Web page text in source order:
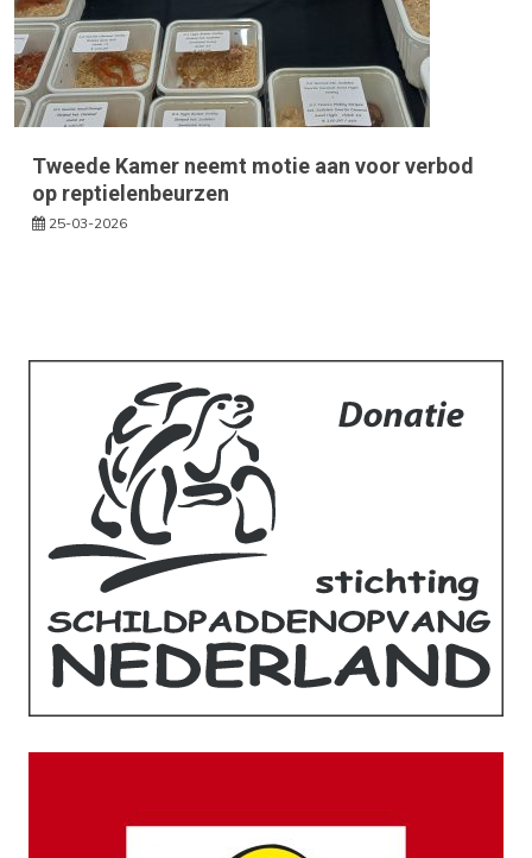
Tweede Kamer neemt motie aan voor verbod
op reptielenbeurzen
25-03-2026